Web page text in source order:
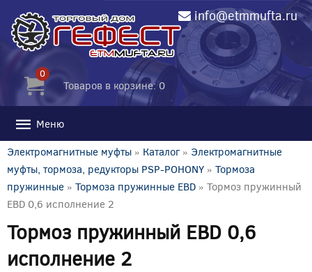
info@etmmufta.ru
0
Товаров в корзине: 0
Меню
Электромагнитные муфты » Каталог» Электромагнитные
муфты, тормоза, редукторы PSP-POHONY » Тормоза
пружинные » Тормоза пружинные EBD » Тормоз пружинный
EBD 0,6 исполнение 2
Тормоз пружинный EBD 0,6
исполнение 2